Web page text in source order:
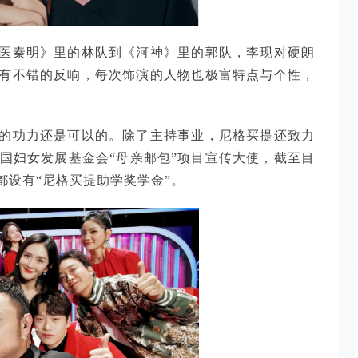
秦明》里的林队到《河神》里的郭队，李现对硬朗
不错的反响，每次饰演的人物也极富特点与个性，
功力还是可以的。除了主持事业，尼格买提还致力
妇女发展基金会“母亲邮包”项目宣传大使，截至目
有“尼格买提助学奖学金”。